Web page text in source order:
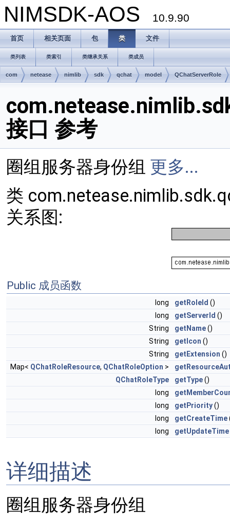
NIMSDK-AOS 10.9.90
首页 相关页面 包 类 文件
类列表 类索引 类继承关系 类成员
com netease nimlib sdk qchat model QChatServerRole
接口 参考
圈组服务器身份组 更多...
类
关系图:
Public 成员函数
long getRoleId ()
long
getServerId ()
String
getName()
String
getIcon ()
String
getExtension ()
Map< QChatRoleResource, QChatRoleOption >
QChatRoleType
getType()
long
long
getPriority()
long
getCreateTime
long
getUpdateTime
详细描述
圈组服务器身份组